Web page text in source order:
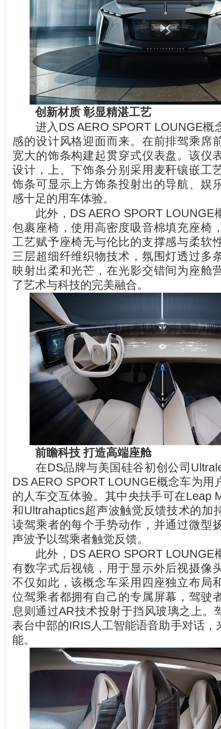
创新材质 彰显精湛工艺
进入DS AERO SPORT LOUNGE概
感的设计风格迎面而来。在前排驾乘席
宽大的饰条构建起贯穿式仪表盘。该仪
设计，上、下饰条分别采用麦秆镶嵌工
饰条可显示上方饰条投射出的导航、娱
感十足的用车体验。
此外，DS AERO SPORT LOUNGE
包裹座椅，使用高密度吸音棉填充座椅
工艺赋予座椅无与伦比的支撑感与柔软
三层超细纤维织物技术，氛围灯透过多
映射出柔和光芒，在光影交错间为座舱
了艺术与科技的完美融合。
前瞻科技 打造高端座舱
在DS品牌与美国硅谷初创公司
DS AERO SPORT LOUNGE概念车为用
的人车交互体验。其中央扶手可在Leap
和Ultrahaptics超声波触觉反馈技术的加
读驾乘者的每个手势动作，并通过微型
声波予以驾乘者触觉反馈。
此外，DS AERO SPORT LOUNGE
有数字式后视镜，用于显示外后视摄像
不仅如此，该概念车采用四座独立布局
位驾乘者都拥有自己的专属屏幕，驾驶
息则通过AR技术投射于挡风玻璃之上。
表台中部的IRIS人工智能语音助手对话，
能。